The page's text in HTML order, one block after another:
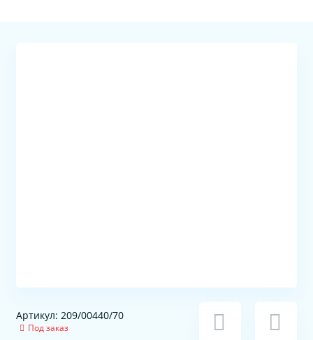
Артикул: 209/00440/70
Под заказ